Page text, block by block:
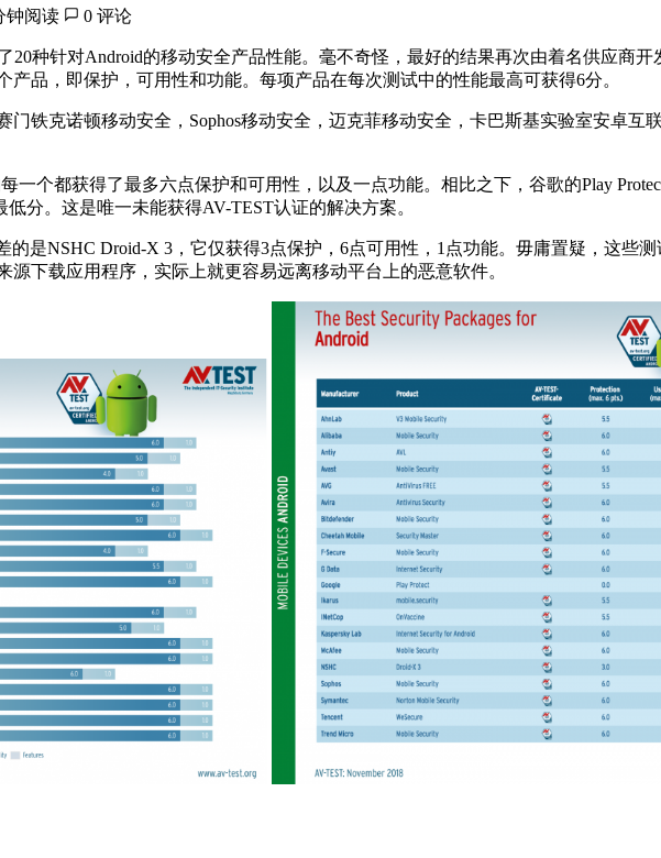
钟阅读 0 评论
20种针对Android的移动安全产品性能。毫不奇怪，最好的结果再次由着名供应商
品，即保护，可用性和功能。每项产品在每次测试中的性能最高可获得6分。
门铁克诺顿移动安全，Sophos移动安全，迈克菲移动安全，卡巴斯基实验室安卓
一个都获得了最多六点保护和可用性，以及一点功能。相比之下，谷歌的Play
分。这是唯一未能获得AV-TEST认证的解决方案。
的是NSHC Droid-X 3，它仅获得3点保护，6点可用性，1点功能。毋庸置疑，这些
源下载应用程序，实际上就更容易远离移动平台上的恶意软件。